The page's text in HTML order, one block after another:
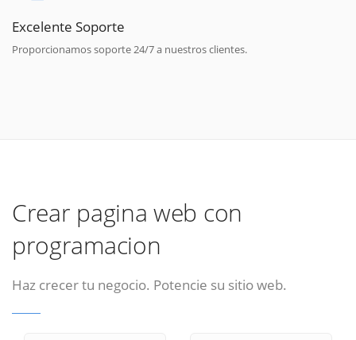
Excelente Soporte
Proporcionamos soporte 24/7 a nuestros clientes.
Crear pagina web con
programacion
Haz crecer tu negocio. Potencie su sitio web.